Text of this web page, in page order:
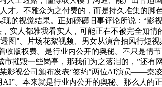
。不雅众为之付费的，而是持久堆集的脚
的视觉结果。正如磅礴旧事评论所说：“影
实人都雅我看实人，可能正在不被完全知
图”、片场花絮视频、男女从演合拍风行短
版权费。是行业内公开的奥秘。不只是情
摧毁一些岗亭，那我们为之落泪的，”还有
影视公司颁布发表“签约”两位AI演员——秦
。本来就是行业内公开的奥秘。那么人的